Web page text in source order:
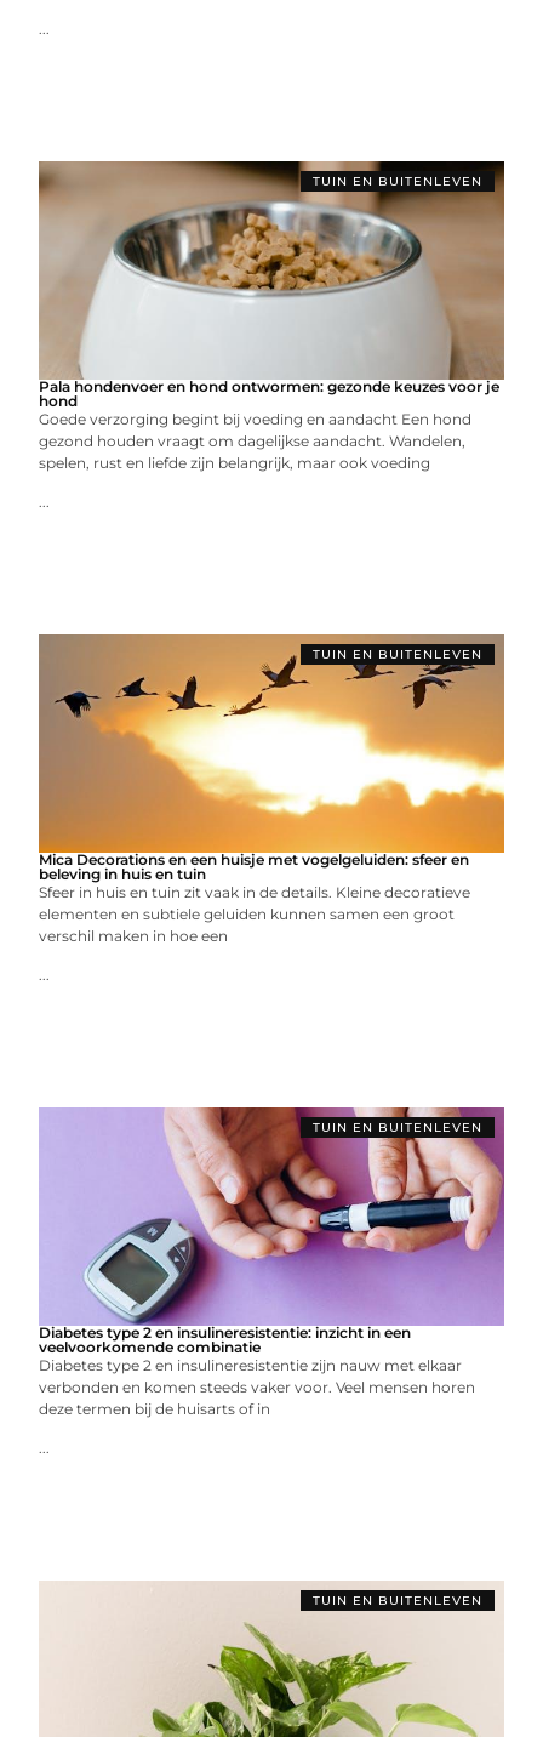
...
TUIN EN BUITENLEVEN
Pala hondenvoer en hond ontwormen: gezonde keuzes voor je
hond
Goede verzorging begint bij voeding en aandacht Een hond
gezond houden vraagt om dagelijkse aandacht. Wandelen,
spelen, rust en liefde zijn belangrijk, maar ook voeding
...
TUIN EN BUITENLEVEN
Mica Decorations en een huisje met vogelgeluiden: sfeer en
beleving in huis en tuin
Sfeer in huis en tuin zit vaak in de details. Kleine decoratieve
elementen en subtiele geluiden kunnen samen een groot
verschil maken in hoe een
...
TUIN EN BUITENLEVEN
Diabetes type 2 en insulineresistentie: inzicht in een
veelvoorkomende combinatie
Diabetes type 2 en insulineresistentie zijn nauw met elkaar
verbonden en komen steeds vaker voor. Veel mensen horen
deze termen bij de huisarts of in
...
TUIN EN BUITENLEVEN